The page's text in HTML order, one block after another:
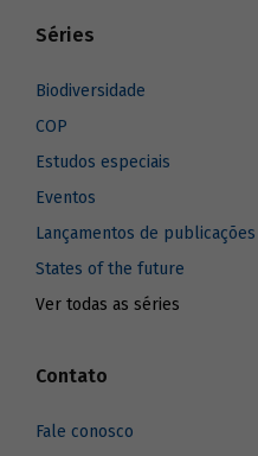
Séries
Biodiversidade
COP
Estudos especiais
Eventos
Lançamentos de publicações
States of the future
Ver todas as séries
Contato
Fale conosco